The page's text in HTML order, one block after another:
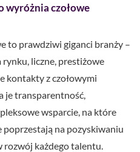
wyróżnia czołowe
to prawdziwi giganci branży –
liczne, prestiżowe
kontakty z czołowymi
je transparentność,
wsparcie, na które
poprzestają na pozyskiwaniu
rozwój każdego talentu.